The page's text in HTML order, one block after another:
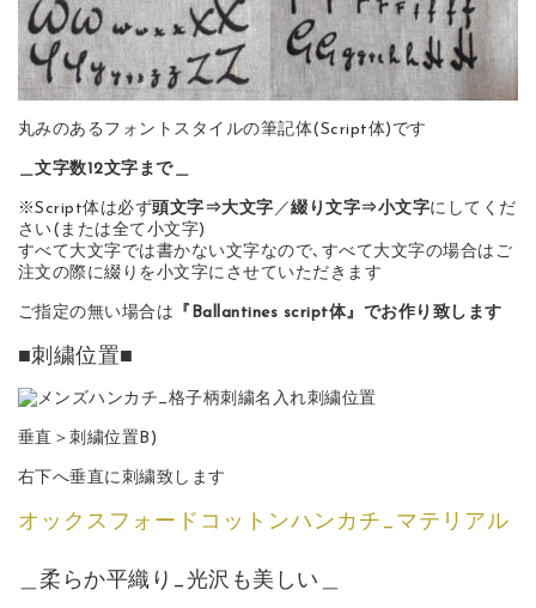
丸みのあるフォントスタイルの筆記体(Script体)です
＿文字数12文字まで＿
※Script体は必ず頭文字⇒大文字／綴り文字⇒小文字にしてくだ
さい(または全て小文字)
すべて大文字では書かない文字なので､すべて大文字の場合はご
注文の際に綴りを小文字にさせていただきます
ご指定の無い場合は 『Ballantines script体』でお作り致します
■刺繍位置■
垂直＞刺繍位置B)
右下へ垂直に刺繍致します
オックスフォードコットンハンカチ_マテリアル
＿柔らか平織り_光沢も美しい＿